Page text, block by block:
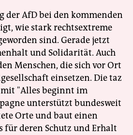
der AfD bei den kommenden
wie stark rechtsextreme
sind. Gerade jetzt
und Solidarität. Auch
Menschen, die sich vor Ort
einsetzen. Die taz
"Alles beginnt im
unterstützt bundesweit
Orte und baut einen
für deren Schutz und Erhalt